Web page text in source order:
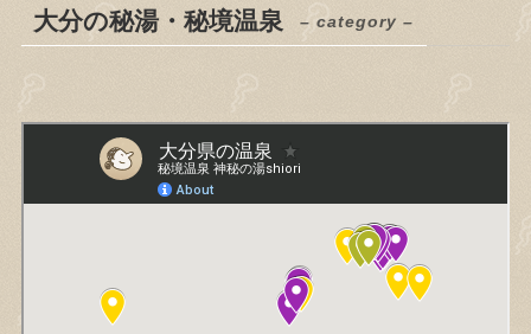
大分の秘湯・秘境温泉 – category –